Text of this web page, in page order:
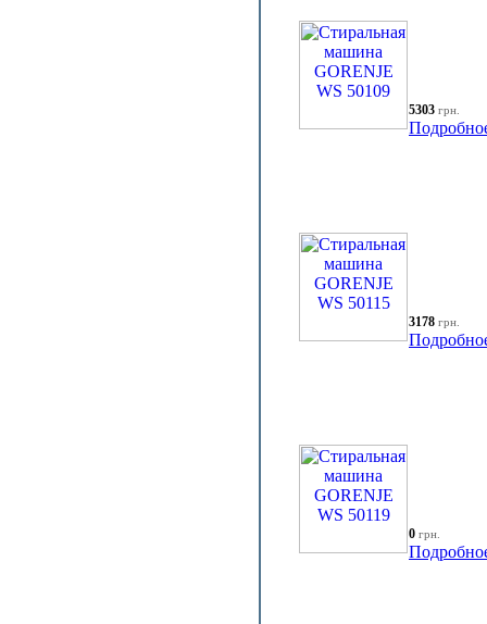
5303 грн.
3178 грн.
0 грн.